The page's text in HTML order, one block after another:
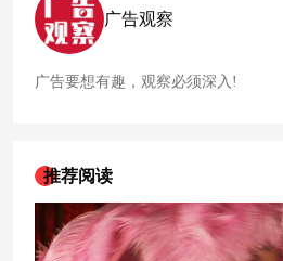
广告观察
广告要想有趣，观察必须深入!
推荐阅读